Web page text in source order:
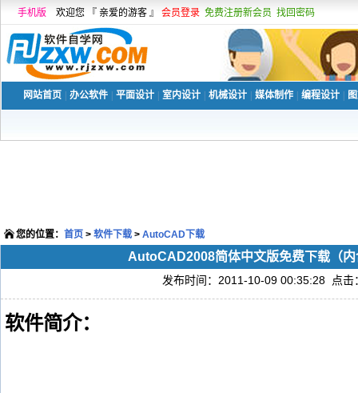
手机版 欢迎您 『 亲爱的游客 』 会员登录 免费注册新会员 找回密码
网站首页 办公软件 平面设计 室内设计 机械设计 媒体制作 编程设计
您的位置： 首页 > 软件下载 > AutoCAD下载
AutoCAD2008简体中文版免费下载（
发布时间：2011-10-09 00:35:28 点击
软件简介：